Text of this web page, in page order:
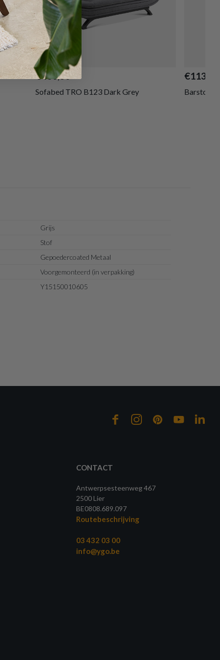
€460,80
Sofabed TRO B123 Dark Grey
€113,80
Barstoel
Grijs
Stof
Gepoedercoated Metaal
Voorgemonteerd (in verpakking)
Y15150010605
CONTACT
Antwerpsesteenweg 467
2500 Lier
BE0808.689.097
Routebeschrijving
03 432 03 00
info@ygo.be